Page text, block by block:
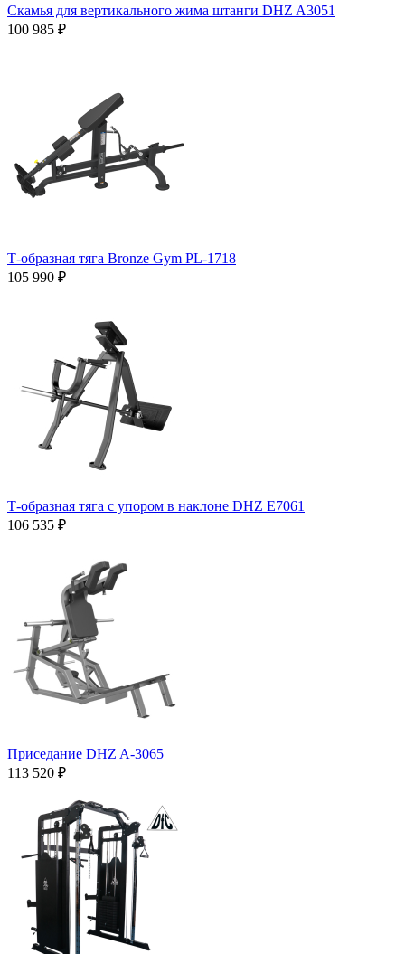
Скамья для вертикального жима штанги DHZ A3051
100 985 ₽
Т-образная тяга Bronze Gym PL-1718
105 990 ₽
Т-образная тяга с упором в наклоне DHZ E7061
106 535 ₽
Приседание DHZ A-3065
113 520 ₽